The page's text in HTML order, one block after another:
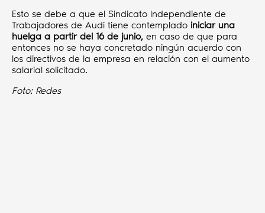
Esto se debe a que el Sindicato Independiente de
Trabajadores de Audi tiene contemplado iniciar una
huelga a partir del 16 de junio, en caso de que para
entonces no se haya concretado ningún acuerdo con
los directivos de la empresa en relación con el aumento
salarial solicitado.
Foto: Redes